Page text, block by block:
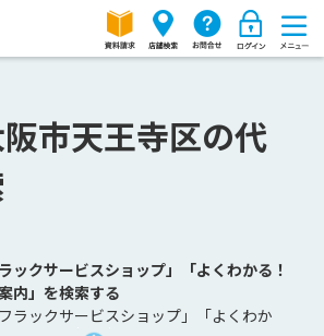
市天王寺区の代
ラックサービスショップ」「よくわかる！
内」を検索する
ラックサービスショップ」「よくわか